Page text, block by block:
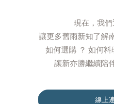
現在，我
讓更多舊雨新知了解
如何選購 ？ 如何料
讓新亦勝繼續陪
線上